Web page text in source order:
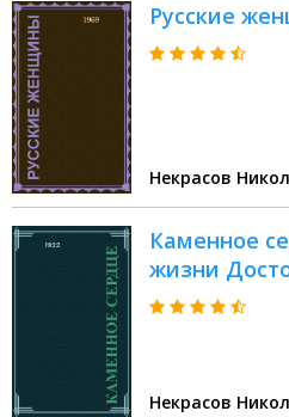
Русские
Некрасов
Каменное
жизни
Некрасов